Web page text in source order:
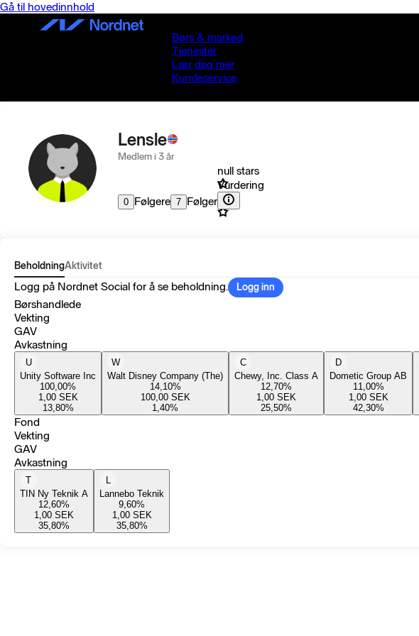
Gå til hovedinnhold
Børs & marked
Tjenester
Lær deg mer
Kundeservice
Lensle
Medlem i 3 år
0 Følgere 7 Følger
null stars
Vurdering
BeholdningAktivitet
Logg på Nordnet Social for å se beholdning. Logg inn
Børshandlede
Vekting
GAV
Avkastning
U
Unity Software Inc
100,00%
1,00 SEK
13,80%
W
Walt Disney Company (The)
14,10%
100,00 SEK
1,40%
C
Chewy, Inc. Class A
12,70%
1,00 SEK
25,50%
D
Dometic Group AB
11,00%
1,00 SEK
42,30%
Fond
Vekting
GAV
Avkastning
T
TIN Ny Teknik A
12,60%
1,00 SEK
35,80%
L
Lannebo Teknik
9,60%
1,00 SEK
35,80%